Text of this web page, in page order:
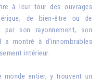
à leur tour des ouvrages
de bien-être ou de
par son rayonnement, son
montré à d’innombrables
intérieur.
monde entier, y trouvent un